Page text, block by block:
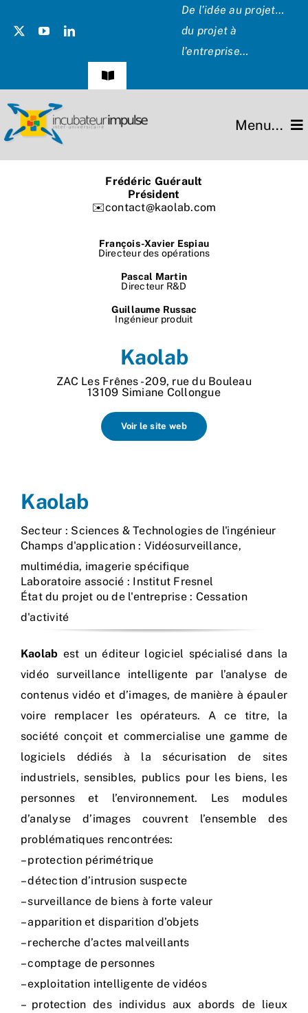
De l’idée au projet…
du projet à
l’entreprise…
Navigation
Témoignages
Menu...
Frédéric Guérault
Président
✉️contact@kaolab.com
François-Xavier Espiau
Directeur des opérations
Pascal Martin
Directeur R&D
Guillaume Russac
Ingénieur produit
Kaolab
ZAC Les Frênes - 209, rue du Bouleau
13109 Simiane Collongue
Voir le site web
Kaolab
Secteur : Sciences & Technologies de l'ingénieur
Champs d'application : Vidéosurveillance,
multimédia, imagerie spécifique
Laboratoire associé : Institut Fresnel
État du projet ou de l'entreprise : Cessation
d'activité
Kaolab est un éditeur logiciel spécialisé dans la
vidéo surveillance intelligente par l’analyse de
contenus vidéo et d’images, de manière à épauler
voire remplacer les opérateurs. A ce titre, la
société conçoit et commercialise une gamme de
logiciels dédiés à la sécurisation de sites
industriels, sensibles, publics pour les biens, les
personnes et l’environnement. Les modules
d’analyse d’images couvrent l’ensemble des
problématiques rencontrées:
– protection périmétrique
– détection d’intrusion suspecte
– surveillance de biens à forte valeur
– apparition et disparition d’objets
– recherche d’actes malveillants
– comptage de personnes
– exploitation intelligente de vidéos
– protection des individus aux abords de lieux